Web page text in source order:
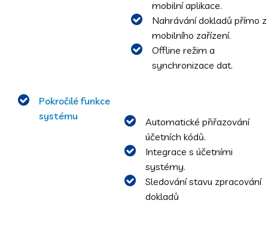
mobilní aplikace.
Nahrávání dokladů přímo z
mobilního zařízení.
Offline režim a
synchronizace dat.
Pokročilé funkce
systému
Automatické přiřazování
účetních kódů.
Integrace s účetními
systémy.
Sledování stavu zpracování
dokladů